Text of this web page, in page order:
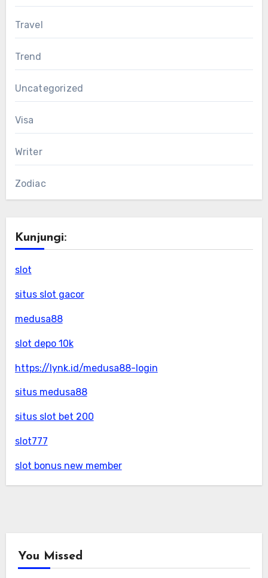
Travel
Trend
Uncategorized
Visa
Writer
Zodiac
Kunjungi:
slot
situs slot gacor
medusa88
slot depo 10k
https://lynk.id/medusa88-login
situs medusa88
situs slot bet 200
slot777
slot bonus new member
You Missed